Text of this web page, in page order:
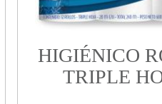
HIGIÉNICO
TRIPLE